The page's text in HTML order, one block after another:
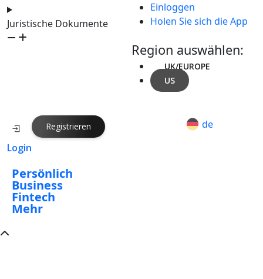
Juristische Dokumente
Einloggen
Holen Sie sich die App
Region auswählen:
UK/EUROPE
US
Login
Registrieren de
Persönlich
Business
Fintech
Mehr